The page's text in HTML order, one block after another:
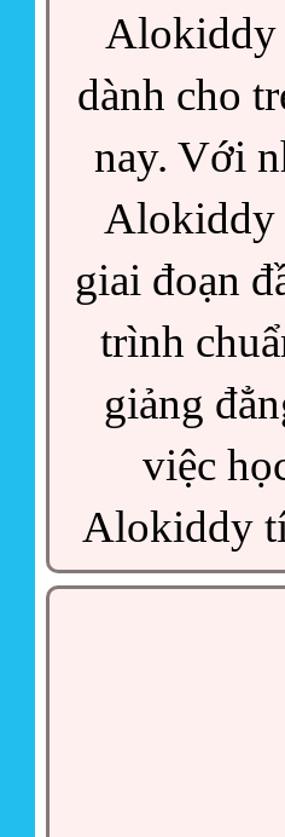
Alokiddy
dành cho
nay. Với
Alokiddy
giai đoạn
trình
giảng
việc
Alokiddy